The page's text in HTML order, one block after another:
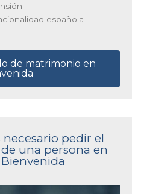
española
de matrimonio en
pedir el
una persona en